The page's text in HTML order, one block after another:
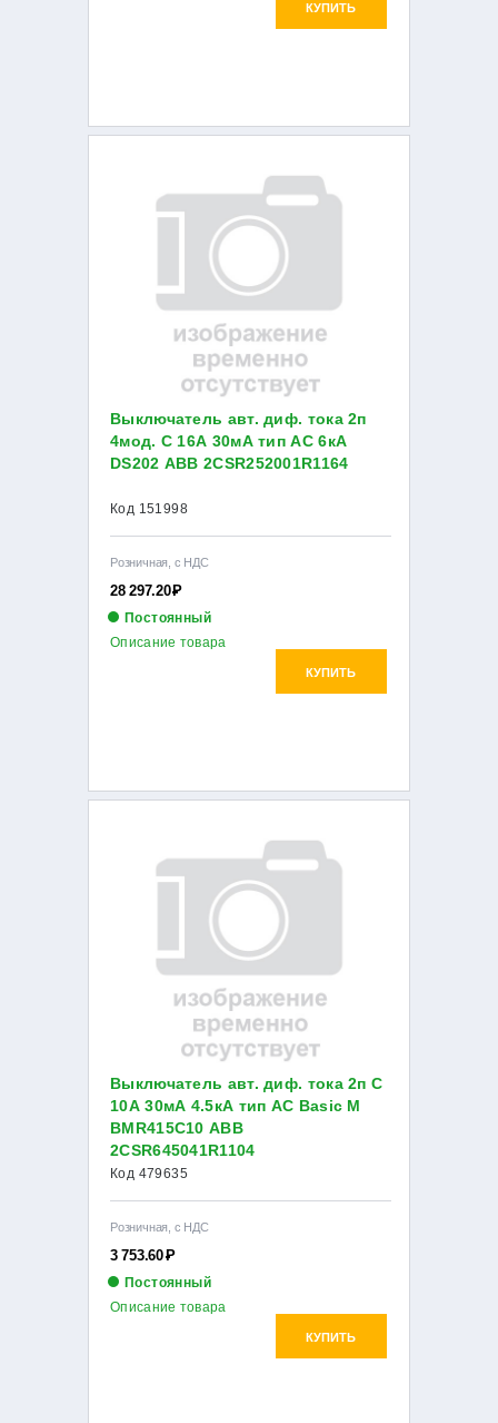
КУПИТЬ
Выключатель авт. диф. тока 2п
4мод. C 16А 30мА тип AC 6кА
DS202 ABB 2CSR252001R1164
Код 151998
Розничная, с НДС
28 297.20Р
Постоянный
КУПИТЬ
Описание товара
Выключатель авт. диф. тока 2п С
10А 30мА 4.5кА тип AC Basic M
BMR415C10 ABB
2CSR645041R1104
Код 479635
Розничная, с НДС
3 753.60Р
Постоянный
КУПИТЬ
Описание товара